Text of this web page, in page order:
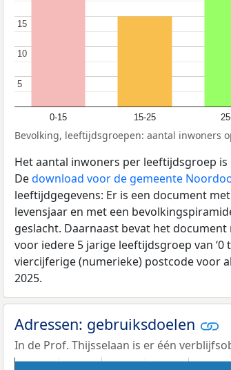
0-15 15-25
5
5
10
10
15
15
Bevolking, leeftijdsgroepen: aantal inwoners
Het aantal inwoners per leeftijdsgroep
Dedownload voor de gemeente
leeftijdgegevens: Er is een document
levensjaar en met een
geslacht. Daarnaast bevat het
voor iedere 5 jarige leeftijdsgroep van ‘0
viercijferige (numerieke) postcode voor
2025.
Adressen: gebruiksdoelen
In de Prof. Thijsselaan is er één